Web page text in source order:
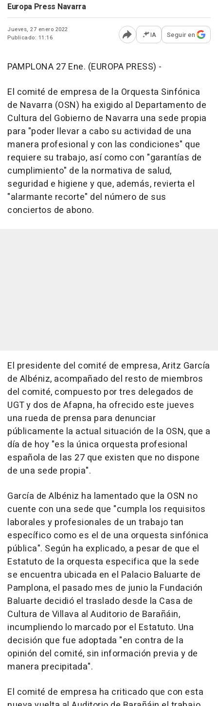
Europa Press Navarra
Jueves, 27 enero 2022
Publicado: 11:16
Abrir opciones para
IA Seguir en
PAMPLONA 27 Ene. (EUROPA PRESS) -
El comité de empresa de la Orquesta Sinfónica
de Navarra (OSN) ha exigido al Departamento de
Cultura del Gobierno de Navarra una sede propia
para "poder llevar a cabo su actividad de una
manera profesional y con las condiciones" que
requiere su trabajo, así como con "garantías de
cumplimiento" de la normativa de salud,
seguridad e higiene y que, además, revierta el
"alarmante recorte" del número de sus
conciertos de abono.
El presidente del comité de empresa, Aritz García
de Albéniz, acompañado del resto de miembros
del comité, compuesto por tres delegados de
UGT y dos de Afapna, ha ofrecido este jueves
una rueda de prensa para denunciar
públicamente la actual situación de la OSN, que a
día de hoy "es la única orquesta profesional
española de las 27 que existen que no dispone
de una sede propia".
García de Albéniz ha lamentado que la OSN no
cuente con una sede que "cumpla los requisitos
laborales y profesionales de un trabajo tan
específico como es el de una orquesta sinfónica
pública". Según ha explicado, a pesar de que el
Estatuto de la orquesta especifica que la sede
se encuentra ubicada en el Palacio Baluarte de
Pamplona, el pasado mes de junio la Fundación
Baluarte decidió el traslado desde la Casa de
Cultura de Villava al Auditorio de Barañáin,
incumpliendo lo marcado por el Estatuto. Una
decisión que fue adoptada "en contra de la
opinión del comité, sin información previa y de
manera precipitada".
El comité de empresa ha criticado que con esta